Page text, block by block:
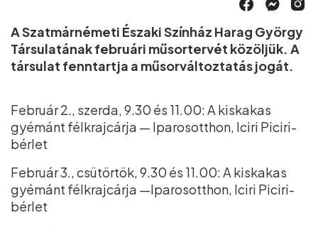
A Szatmárnémeti Északi Színház Harag György
Társulatának februári műsortervét közöljük. A
társulat fenntartja a műsorváltoztatás jogát.
Február 2., szerda, 9.30 és 11.00: A kiskakas
gyémánt félkrajcárja — Iparosotthon, Iciri Piciri-
bérlet
Február 3., csütörtök, 9.30 és 11.00: A kiskakas
gyémánt félkrajcárja —Iparosotthon, Iciri Piciri-
bérlet